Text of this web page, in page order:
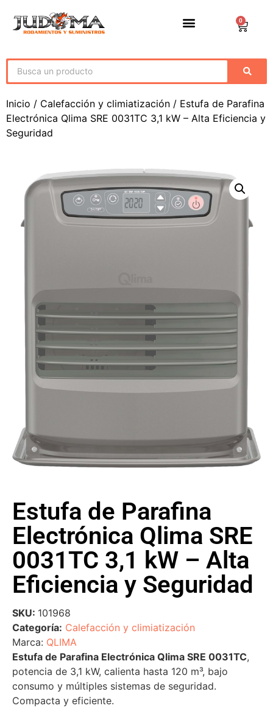
0
Inicio / Calefacción y climiatización / Estufa de Parafina
Electrónica Qlima SRE 0031TC 3,1 kW – Alta Eficiencia y
Seguridad
Estufa de Parafina
Electrónica Qlima SRE
0031TC 3,1 kW – Alta
Eficiencia y Seguridad
SKU: 101968
Categoría: Calefacción y climiatización
Marca: QLIMA
Estufa de Parafina Electrónica Qlima SRE 0031TC,
potencia de 3,1 kW, calienta hasta 120 m³, bajo
consumo y múltiples sistemas de seguridad.
Compacta y eficiente.